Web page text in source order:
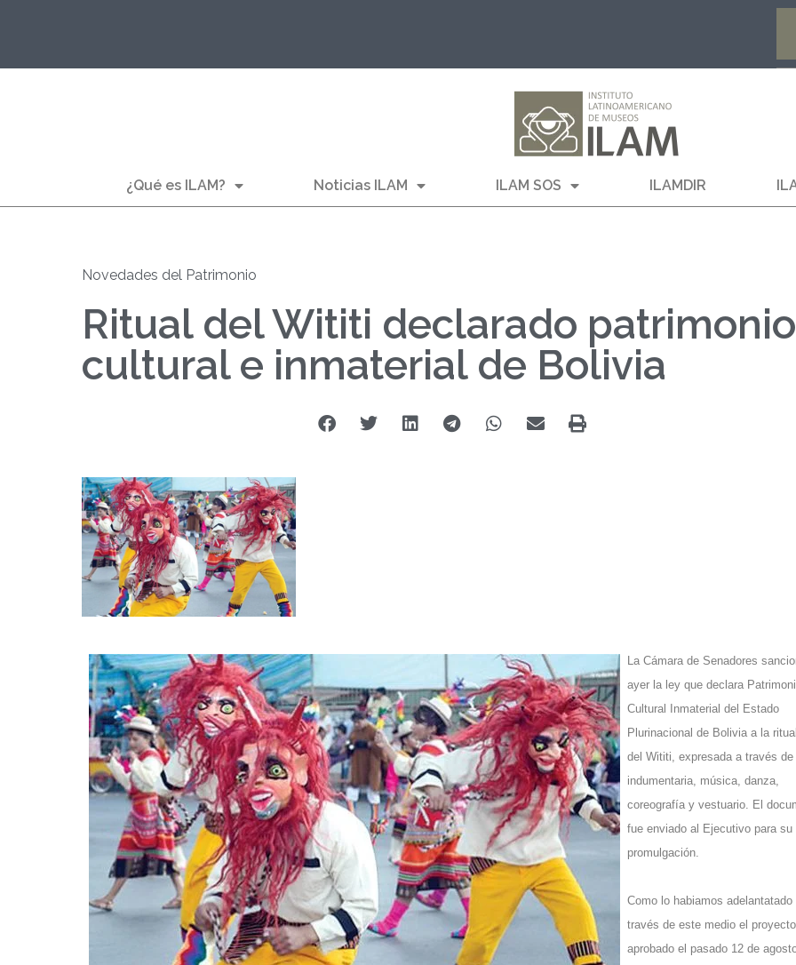
¿Qué es ILAM? Noticias ILAM ILAM SOS ILAMDIR
Novedades del Patrimonio
Ritual del Wititi declarado patrimonio
cultural e inmaterial de Bolivia
La Cámara de Senadores
ayer la ley que declara
Cultural Inmaterial del Estado
Plurinacional de Bolivia a la
del Wititi, expresada a través de
indumentaria, música, danza,
coreografía y vestuario. El
fue enviado al Ejecutivo para su
promulgación.
Como lo habiamos adelantatado
través de este medio el
aprobado el pasado 12 de